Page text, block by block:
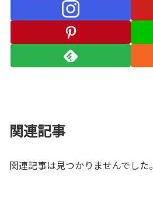
関連記事
関連記事は見つかりませんでした。